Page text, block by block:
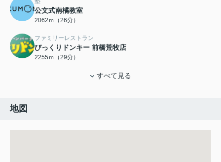
公文式南橘教室
2062ｍ（26分）
ファミリーレストラン
びっくりドンキー 前橋荒牧店
2255ｍ（29分）
すべて見る
地図